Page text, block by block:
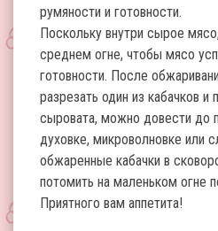
румяности и готовности.
Поскольку внутри сырое
среднем огне, чтобы мясо
готовности. После
разрезать один из кабачков и
сыровата, можно довести до
духовке, микроволновке или
обжаренные кабачки в
потомить на маленьком огне
Приятного вам аппетита!